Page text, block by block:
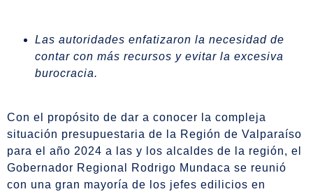
Las autoridades enfatizaron la necesidad de
contar con más recursos y evitar la excesiva
burocracia.
Con el propósito de dar a conocer la compleja
situación presupuestaria de la Región de Valparaíso
para el año 2024 a las y los alcaldes de la región, el
Gobernador Regional Rodrigo Mundaca se reunió
con una gran mayoría de los jefes edilicios en